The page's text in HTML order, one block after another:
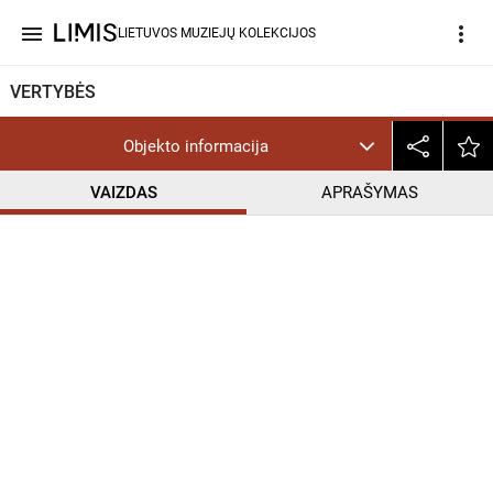
menu LIETUVOS MUZIEJŲ KOLEKCIJOS more_vert
VERTYBĖS
Objekto informacija
VAIZDAS APRAŠYMAS